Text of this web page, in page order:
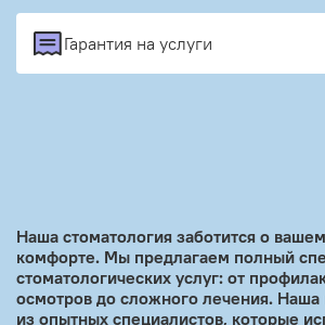
Гарантия на услуги
Наша стоматология заботится о
комфорте. Мы предлагаем полный
стоматологических услуг: от
осмотров до сложного лечения. Наша
из опытных специалистов, которые